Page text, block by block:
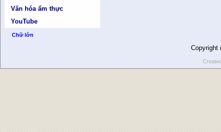
Văn hóa ẩm thực
YouTube
Chữ lớn
Copyright